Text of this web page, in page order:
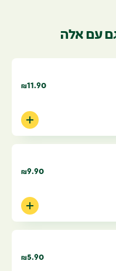
עם אלה
₪11.90
₪9.90
₪5.90